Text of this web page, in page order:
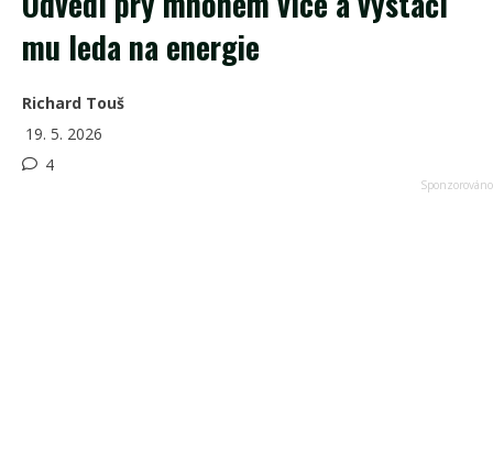
mu leda na energie
Richard Touš
19. 5. 2026
4